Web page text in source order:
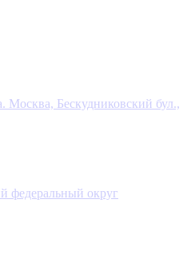
Москва, Бескудниковский бул.,
федеральный округ